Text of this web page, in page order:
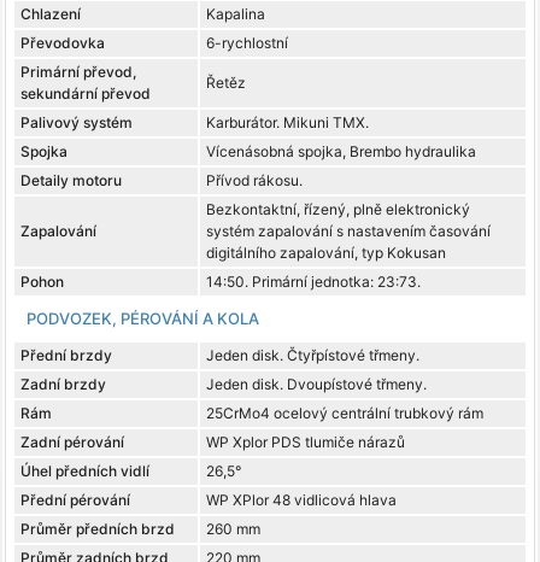
Chlazení
Kapalina
Převodovka
6-rychlostní
Primární převod,
sekundární převod
Řetěz
Palivový systém
Karburátor. Mikuni TMX.
Spojka
Vícenásobná spojka, Brembo hydraulika
Detaily motoru
Přívod rákosu.
Zapalování
Bezkontaktní, řízený, plně elektronický
systém zapalování s nastavením časování
digitálního zapalování, typ Kokusan
Pohon
14:50. Primární jednotka: 23:73.
PODVOZEK, PÉROVÁNÍ A KOLA
Přední brzdy
Jeden disk. Čtyřpístové třmeny.
Zadní brzdy
Jeden disk. Dvoupístové třmeny.
Rám
25CrMo4 ocelový centrální trubkový rám
Zadní pérování
WP Xplor PDS tlumiče nárazů
Úhel předních vidlí
26,5°
Přední pérování
WP XPlor 48 vidlicová hlava
Průměr předních brzd
260 mm
Průměr zadních brzd
220 mm